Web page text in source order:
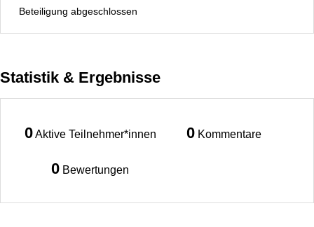
Beteiligung abgeschlossen
Statistik & Ergebnisse
0 Aktive Teilnehmer*innen 0 Kommentare
0 Bewertungen